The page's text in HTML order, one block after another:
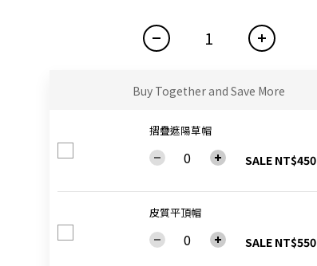
Buy Together and Save More
摺疊遮陽草帽
SALE NT$450
皮質平頂帽
SALE NT$550